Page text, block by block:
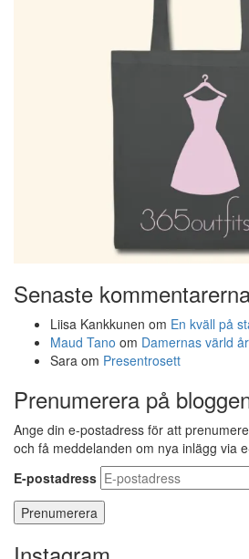
Senaste
Liisa Kankkunen om En kväll på
Maud Tano om Damernas värld
Sara om Presentrosett
Prenumerera på
Ange din e-postadress för att
och få meddelanden om nya inlägg via
E-postadress